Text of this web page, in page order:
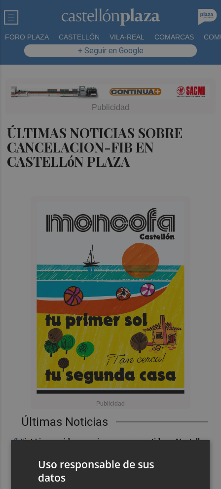
FORO PLAZA CASTELLÓN VILA-REAL COMARCAS
+ Seguir en Google
ÚLTIMAS NOTICIAS SOBRE
CANCELACION-FIB EN
CASTELLóN PLAZA
Últimas Noticias
1Kiat Lim preside por primera vez un partido en Mestalla
El once del Valencia CF para el último Trofeu Taronja de
Mestalla
Uso responsable de sus
datos